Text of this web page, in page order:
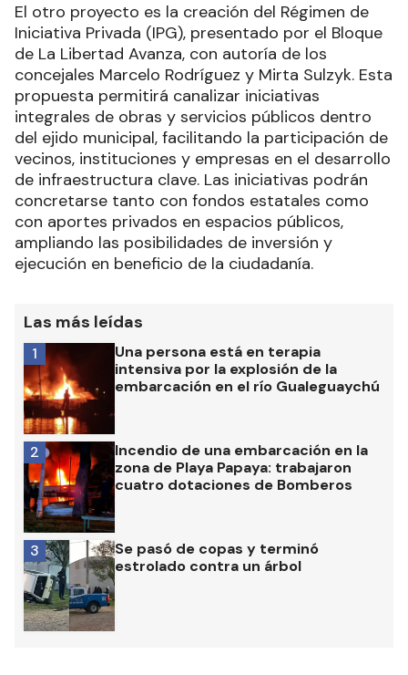
El otro proyecto es la creación del Régimen de
Iniciativa Privada (IPG), presentado por el Bloque
de La Libertad Avanza, con autoría de los
concejales Marcelo Rodríguez y Mirta Sulzyk. Esta
propuesta permitirá canalizar iniciativas
integrales de obras y servicios públicos dentro
del ejido municipal, facilitando la participación de
vecinos, instituciones y empresas en el desarrollo
de infraestructura clave. Las iniciativas podrán
concretarse tanto con fondos estatales como
con aportes privados en espacios públicos,
ampliando las posibilidades de inversión y
ejecución en beneficio de la ciudadanía.
Las más leídas
Una persona está en terapia
intensiva por la explosión de la
embarcación en el río Gualeguaychú
1
Incendio de una embarcación en la
zona de Playa Papaya: trabajaron
cuatro dotaciones de Bomberos
2
Se pasó de copas y terminó
estrolado contra un árbol
3